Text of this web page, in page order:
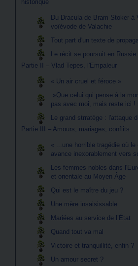
historique
Du Dracula de Bram Stoker à
voïévode de Valachie
Tout part d'un texte de
Le récit se poursuit en Russie
Partie II – Vlad Tepes, l'Empaleur
« Un air cruel et féroce »
»Que celui qui pense à la
pas avec moi, mais reste ici !
Le grand strratège : l'attaque
Partie III – Amours, mariages, conflits...
« ...une horrible tragédie où le
avance inexorablement vers
Les femmes nobles dans
et orientale au Moyen Âge
Qui est le maître du jeu ?
Une mère insaisissable
Mariées au service de l’État
Quand tout va mal
Victoire et tranquillité, enfin ?
Un amour secret ?